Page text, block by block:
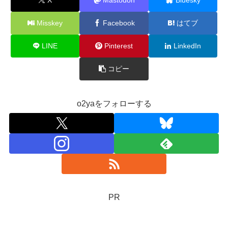
Misskey Facebook はてブ
LINE Pinterest LinkedIn
コピー
o2yaをフォローする
PR